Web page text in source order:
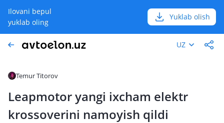
Ilovani bepul
yuklab oling
Yuklab olish
UZ
Temur Titorov
Leapmotor yangi ixcham elektr
krossoverini namoyish qildi